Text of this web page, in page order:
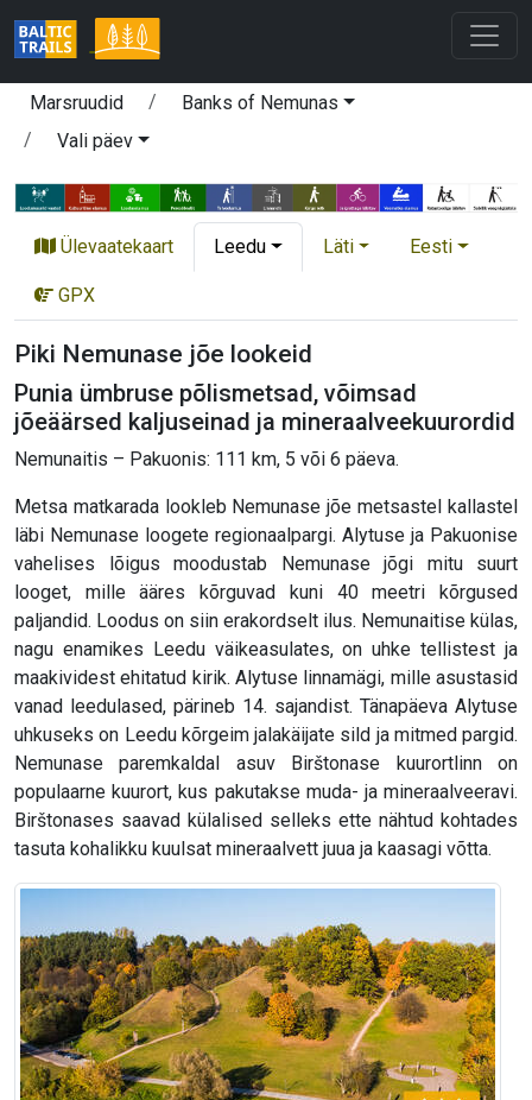
Marsruudid
Banks of Nemunas
Vali päev
Ülevaatekaart Leedu Läti Eesti
GPX
Piki Nemunase jõe lookeid
Punia ümbruse põlismetsad, võimsad
jõeäärsed kaljuseinad ja mineraalveekuurordid
Nemunaitis – Pakuonis: 111 km, 5 või 6 päeva.
Metsa matkarada lookleb Nemunase jõe metsastel kallastel
läbi Nemunase loogete regionaalpargi. Alytuse ja Pakuonise
vahelises lõigus moodustab Nemunase jõgi mitu suurt
looget, mille ääres kõrguvad kuni 40 meetri kõrgused
paljandid. Loodus on siin erakordselt ilus. Nemunaitise külas,
nagu enamikes Leedu väikeasulates, on uhke tellistest ja
maakividest ehitatud kirik. Alytuse linnamägi, mille asustasid
vanad leedulased, pärineb 14. sajandist. Tänapäeva Alytuse
uhkuseks on Leedu kõrgeim jalakäijate sild ja mitmed pargid.
Nemunase paremkaldal asuv Birštonase kuurortlinn on
populaarne kuurort, kus pakutakse muda- ja mineraalveeravi.
Birštonases saavad külalised selleks ette nähtud kohtades
tasuta kohalikku kuulsat mineraalvett juua ja kaasagi võtta.